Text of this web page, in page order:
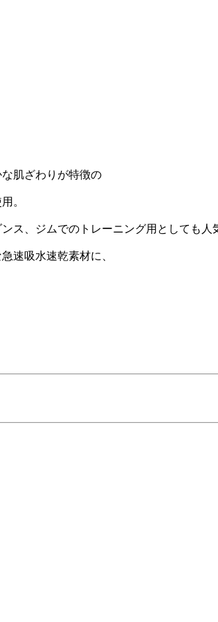
肌ざわりが特徴の
。
ス、ジムでのトレーニング用としても人
速吸水速乾素材に、